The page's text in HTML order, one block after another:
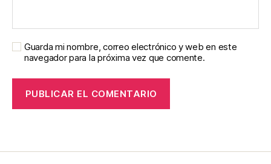
Guarda mi nombre, correo electrónico y web en este
navegador para la próxima vez que comente.